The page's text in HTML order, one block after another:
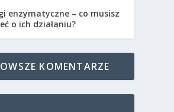
enzymatyczne – co musisz
o ich działaniu?
KOMENTARZE